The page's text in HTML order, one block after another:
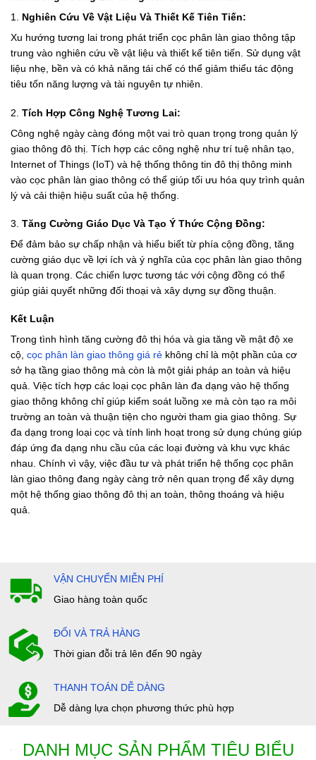
1. Nghiên Cứu Về Vật Liệu Và Thiết Kế Tiên Tiến:
Xu hướng tương lai trong phát triển cọc phân làn giao thông tập
trung vào nghiên cứu về vật liệu và thiết kế tiên tiến. Sử dụng vật
liệu nhẹ, bền và có khả năng tái chế có thể giảm thiểu tác động
tiêu tốn năng lượng và tài nguyên tự nhiên.
2. Tích Hợp Công Nghệ Tương Lai:
Công nghệ ngày càng đóng một vai trò quan trọng trong quản lý
giao thông đô thị. Tích hợp các công nghệ như trí tuệ nhân tạo,
Internet of Things (IoT) và hệ thống thông tin đô thị thông minh
vào cọc phân làn giao thông có thể giúp tối ưu hóa quy trình quản
lý và cải thiện hiệu suất của hệ thống.
3. Tăng Cường Giáo Dục Và Tạo Ý Thức Cộng Đồng:
Để đảm bảo sự chấp nhận và hiểu biết từ phía cộng đồng, tăng
cường giáo dục về lợi ích và ý nghĩa của cọc phân làn giao thông
là quan trọng. Các chiến lược tương tác với cộng đồng có thể
giúp giải quyết những đối thoại và xây dựng sự đồng thuận.
Kết Luận
Trong tình hình tăng cường đô thị hóa và gia tăng về mật độ xe
cộ, cọc phân làn giao thông giá rẻ không chỉ là một phần của cơ
sở hạ tầng giao thông mà còn là một giải pháp an toàn và hiệu
quả. Việc tích hợp các loại cọc phân làn đa dạng vào hệ thống
giao thông không chỉ giúp kiểm soát luồng xe mà còn tạo ra môi
trường an toàn và thuận tiện cho người tham gia giao thông. Sự
đa dạng trong loại cọc và tính linh hoạt trong sử dụng chúng giúp
đáp ứng đa dạng nhu cầu của các loại đường và khu vực khác
nhau. Chính vì vậy, việc đầu tư và phát triển hệ thống cọc phân
làn giao thông đang ngày càng trở nên quan trọng để xây dựng
một hệ thống giao thông đô thị an toàn, thông thoáng và hiệu
quả.
VẬN CHUYỂN MIỄN PHÍ
Giao hàng toàn quốc
ĐỔI VÀ TRẢ HÀNG
Thời gian đỗi trả lên đến 90 ngày
THANH TOÁN DỄ DÀNG
Dễ dàng lựa chọn phương thức phù hợp
DANH MỤC SẢN PHẨM TIÊU BIỂU